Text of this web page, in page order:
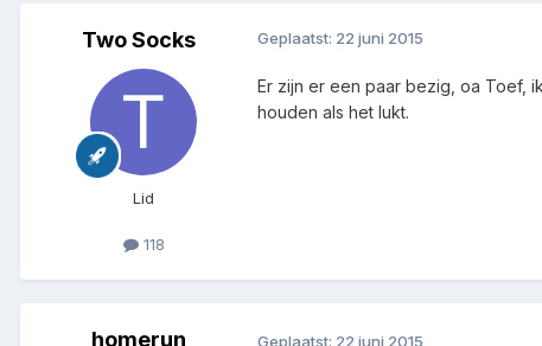
Two Socks
Lid
118
Geplaatst: 22 juni 2015
Er zijn er een paar bezig, oa Toef,
houden als het lukt.
homerun Geplaatst: 22 juni 2015